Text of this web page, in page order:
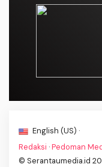
English (US) ·
Redaksi ·Pedoman
© Serantaumedia.id